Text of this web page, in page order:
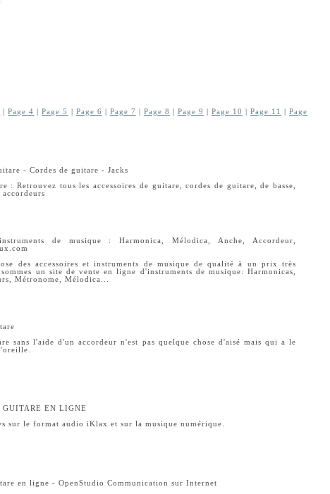
|Page 4 |Page 5 Page 6 Page 7 Page 8 Page 9 Page 10 |Page 11 |Page
- Cordes de guitare - Jacks
: Retrouvez tous les accessoires de guitare, cordes de guitare, de basse,
de musique : Harmonica, Mélodica, Anche, Accordeur,
des accessoires et instruments de musique de qualité à un prix très
un site de vente en ligne d'instruments de musique: Harmonicas,
Métronome, Mélodica...
sans l'aide d'un accordeur n'est pas quelque chose d'aisé mais qui a le
GUITARE EN LIGNE
sur le format audio iKlax et sur la musique numérique.
en ligne - OpenStudio Communication sur Internet